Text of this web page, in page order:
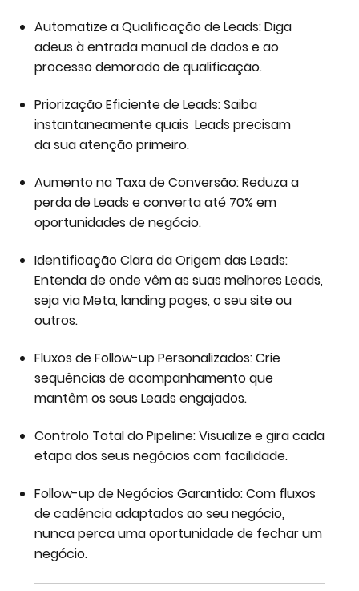
Automatize a Qualificação de Leads: Diga
adeus à entrada manual de dados e ao
processo demorado de qualificação.
Priorização Eficiente de Leads: Saiba
instantaneamente quais Leads precisam
da sua atenção primeiro.
Aumento na Taxa de Conversão: Reduza a
perda de Leads e converta até 70% em
oportunidades de negócio.
Identificação Clara da Origem das Leads:
Entenda de onde vêm as suas melhores Leads,
seja via Meta, landing pages, o seu site ou
outros.
Fluxos de Follow-up Personalizados: Crie
sequências de acompanhamento que
mantêm os seus Leads engajados.
Controlo Total do Pipeline: Visualize e gira cada
etapa dos seus negócios com facilidade.
Follow-up de Negócios Garantido: Com fluxos
de cadência adaptados ao seu negócio,
nunca perca uma oportunidade de fechar um
negócio.